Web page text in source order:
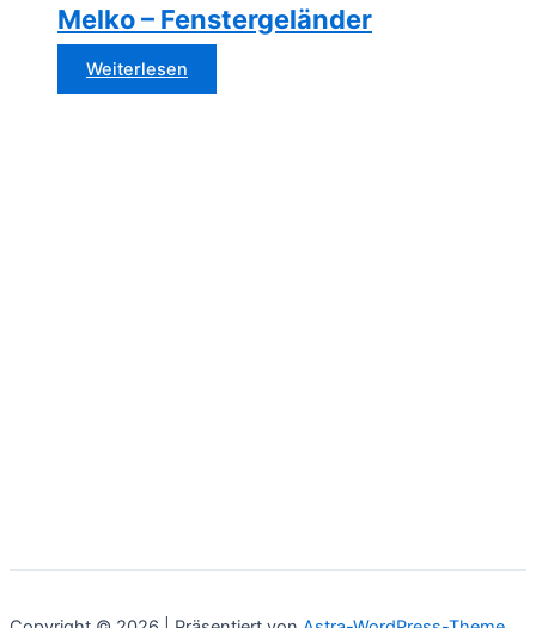
Melko – Fenstergeländer
Weiterlesen